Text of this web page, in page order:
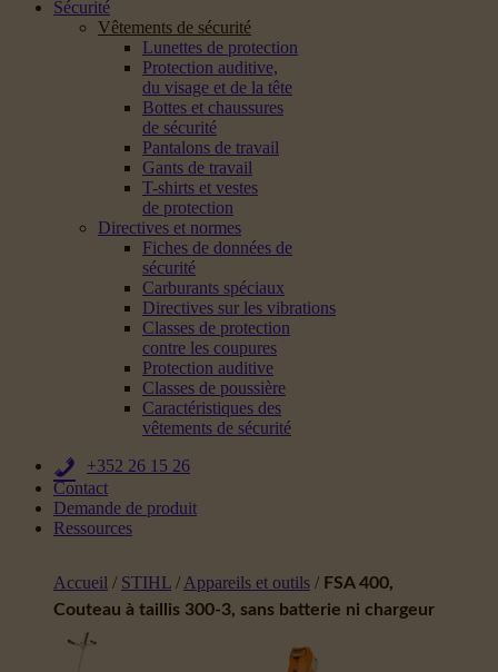
Sécurité
Vêtements de sécurité
Lunettes de protection
Protection auditive,
du visage et de la tête
Bottes et chaussures
de sécurité
Pantalons de travail
Gants de travail
T-shirts et vestes
de protection
Directives et normes
Fiches de données de
sécurité
Carburants spéciaux
Directives sur les vibrations
Classes de protection
contre les coupures
Protection auditive
Classes de poussière
Caractéristiques des
vêtements de sécurité
+352 26 15 26
Contact
Demande de produit
Ressources
Accueil / STIHL / Appareils et outils / FSA 400,
Couteau à taillis 300-3, sans batterie ni chargeur